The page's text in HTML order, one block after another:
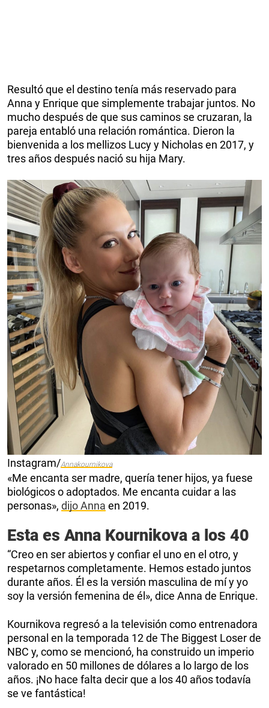
Resultó que el destino tenía más reservado para
Anna y Enrique que simplemente trabajar juntos. No
mucho después de que sus caminos se cruzaran, la
pareja entabló una relación romántica. Dieron la
bienvenida a los mellizos Lucy y Nicholas en 2017, y
tres años después nació su hija Mary.
Instagram/Annakournikova
«Me encanta ser madre, quería tener hijos, ya fuese
biológicos o adoptados. Me encanta cuidar a las
personas», dijo Anna en 2019.
Esta es Anna Kournikova a los 40
“Creo en ser abiertos y confiar el uno en el otro, y
respetarnos completamente. Hemos estado juntos
durante años. Él es la versión masculina de mí y yo
soy la versión femenina de él», dice Anna de Enrique.
Kournikova regresó a la televisión como entrenadora
personal en la temporada 12 de The Biggest Loser de
NBC y, como se mencionó, ha construido un imperio
valorado en 50 millones de dólares a lo largo de los
años. ¡No hace falta decir que a los 40 años todavía
se ve fantástica!